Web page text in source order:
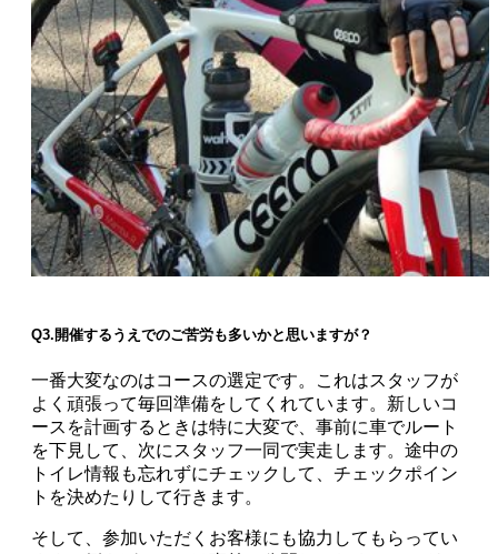
Q3.開催するうえでのご苦労も多いかと思いますが？
一番大変なのはコースの選定です。これはスタッフが
よく頑張って毎回準備をしてくれています。新しいコ
ースを計画するときは特に大変で、事前に車でルート
を下見して、次にスタッフ一同で実走します。途中の
トイレ情報も忘れずにチェックして、チェックポイン
トを決めたりして行きます。
そして、参加いただくお客様にも協力してもらってい